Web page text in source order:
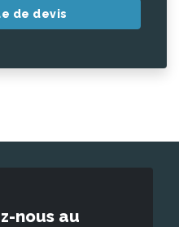
de devis
nous au